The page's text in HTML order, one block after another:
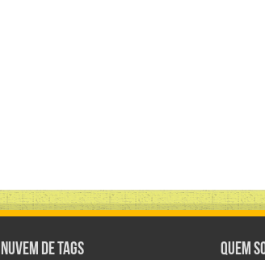
Nuvem de Tags Quem